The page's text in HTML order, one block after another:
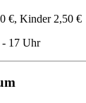
€, Kinder 2,50 €
- 17 Uhr